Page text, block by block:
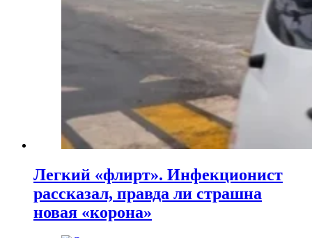
Легкий «флирт». Инфекционист
рассказал, правда ли страшна
новая «корона»